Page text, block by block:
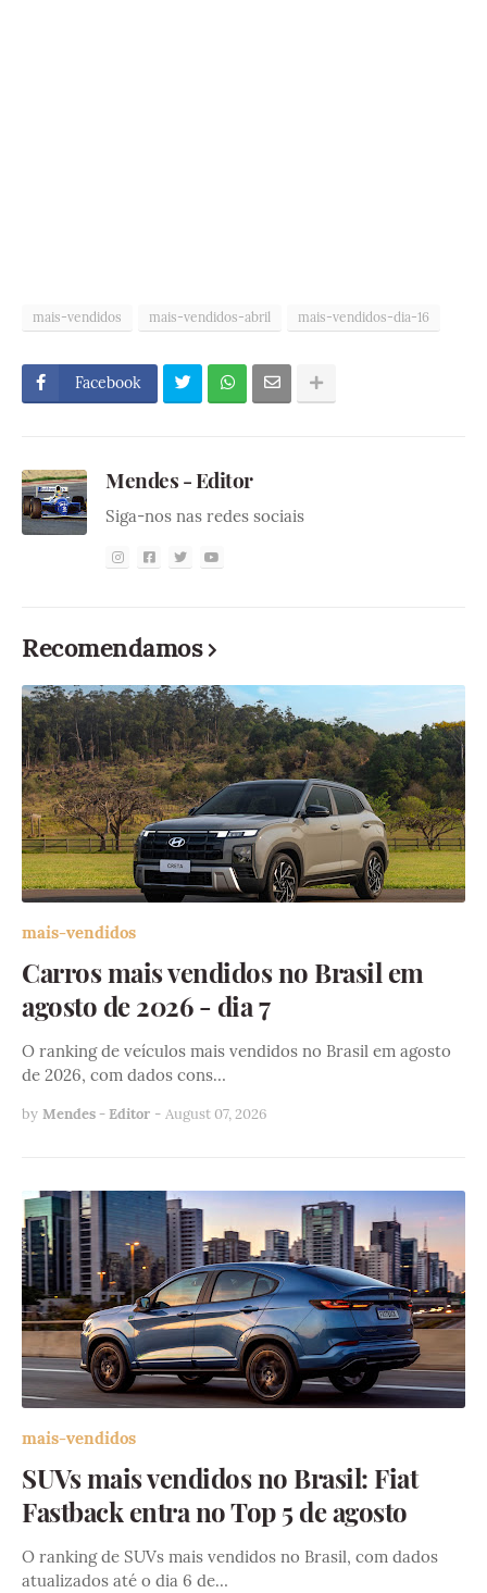
mais-vendidos mais-vendidos-abril mais-vendidos-dia-16
Facebook
Mendes - Editor
Siga-nos nas redes sociais
Recomendamos
mais-vendidos
Carros mais vendidos no Brasil em
agosto de 2026 - dia 7
O ranking de veículos mais vendidos no Brasil em agosto
de 2026, com dados cons…
by Mendes - Editor - August 07, 2026
mais-vendidos
SUVs mais vendidos no Brasil: Fiat
Fastback entra no Top 5 de agosto
O ranking de SUVs mais vendidos no Brasil, com dados
atualizados até o dia 6 de…